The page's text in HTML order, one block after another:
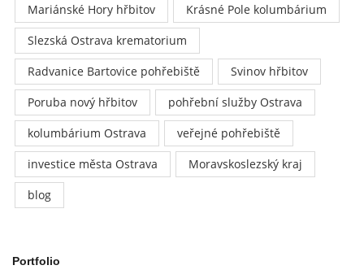
Mariánské Hory hřbitov
Krásné Pole kolumbárium
Slezská Ostrava krematorium
Radvanice Bartovice pohřebiště
Svinov hřbitov
Poruba nový hřbitov
pohřební služby Ostrava
kolumbárium Ostrava
veřejné pohřebiště
investice města Ostrava
Moravskoslezský kraj
blog
Portfolio